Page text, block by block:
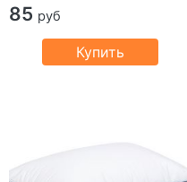
85 руб
Купить